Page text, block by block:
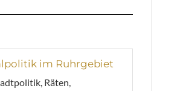
im Ruhrgebiet
Räten,